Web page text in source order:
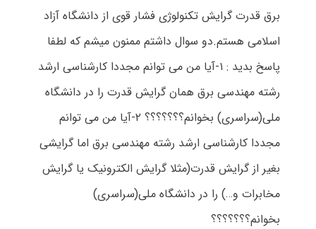
برق قدرت گرایش تکنولوژی فشار قوی از دانشگاه آزاد
اسلامی هستم.دو سوال داشتم ممنون میشم که لطفا
پاسخ بدید : ۱-آیا من می توانم مجددا کارشناسی ارشد
رشته مهندسی برق همان گرایش قدرت را در دانشگاه
ملی(سراسری) بخوانم؟؟؟؟؟؟؟ ۲-آیا من می توانم
مجددا کارشناسی ارشد رشته مهندسی برق اما گرایشی
بغیر از گرایش قدرت(مثلا گرایش الکترونیک یا گرایش
مخابرات و…) را در دانشگاه ملی(سراسری)
بخوانم؟؟؟؟؟؟؟